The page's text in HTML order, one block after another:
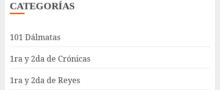
CATEGORÍAS
101 Dálmatas
1ra y 2da de Crónicas
1ra y 2da de Reyes